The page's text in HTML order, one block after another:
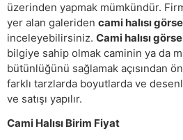
üzerinden yapmak mümkündür.
yer alan galeriden cami halısı
inceleyebilirsiniz. Cami halısı
bilgiye sahip olmak caminin ya da
bütünlüğünü sağlamak açısından
farklı tarzlarda boyutlarda ve
ve satışı yapılır.
Cami Halısı Birim Fiyat